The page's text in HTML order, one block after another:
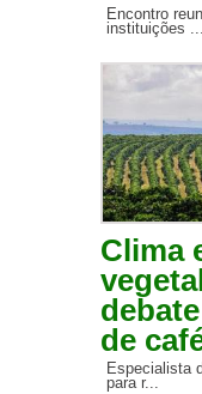
Encontro
instituições ...
Clima
de
Especialista
para r...